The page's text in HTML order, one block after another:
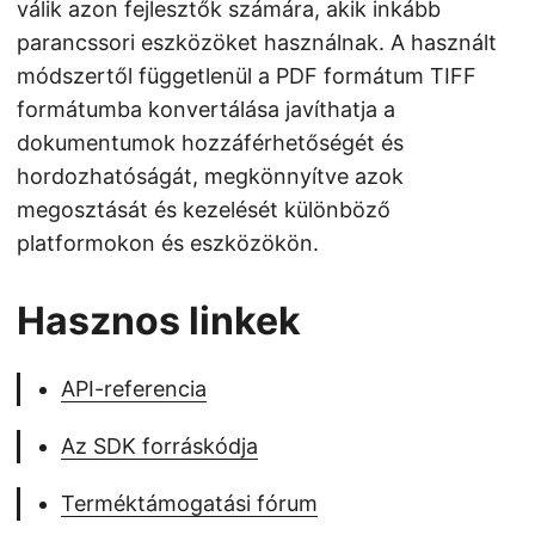
válik azon fejlesztők számára, akik inkább
parancssori eszközöket használnak. A használt
módszertől függetlenül a PDF formátum TIFF
formátumba konvertálása javíthatja a
dokumentumok hozzáférhetőségét és
hordozhatóságát, megkönnyítve azok
megosztását és kezelését különböző
platformokon és eszközökön.
Hasznos linkek
API-referencia
Az SDK forráskódja
Terméktámogatási fórum